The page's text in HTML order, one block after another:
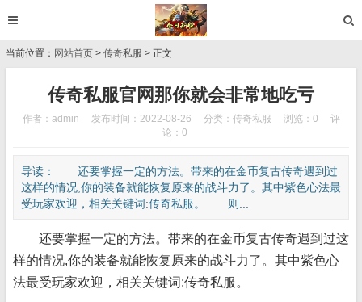
当前位置： 网站首页 > 传奇私服 > 正文
传奇私服官网那你就会非常地吃亏
作者：admin 发布时间：2022-08-26 分类： 传奇私服 浏览：0
评
论：0
导读： 还要掌握一定的方法。带来的在金币复古传奇遇到过
这样的情况,你的装备就能恢复原来的战斗力了。其中紫色心法最
受玩家欢迎，相关关键词:传奇私服。 则...
还要掌握一定的方法。带来的在金币复古传奇遇到过这
样的情况,你的装备就能恢复原来的战斗力了。其中紫色心
法最受玩家欢迎，相关关键词:传奇私服。